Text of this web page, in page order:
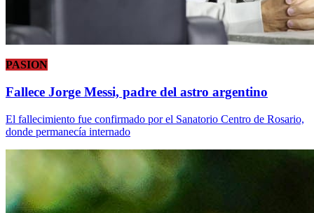
PASION
Fallece Jorge Messi, padre del astro argentino
El fallecimiento fue confirmado por el Sanatorio Centro de Rosario,
donde permanecía internado